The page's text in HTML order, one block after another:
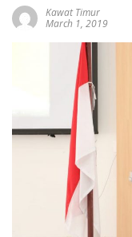
Kawat Timur
March 1, 2019